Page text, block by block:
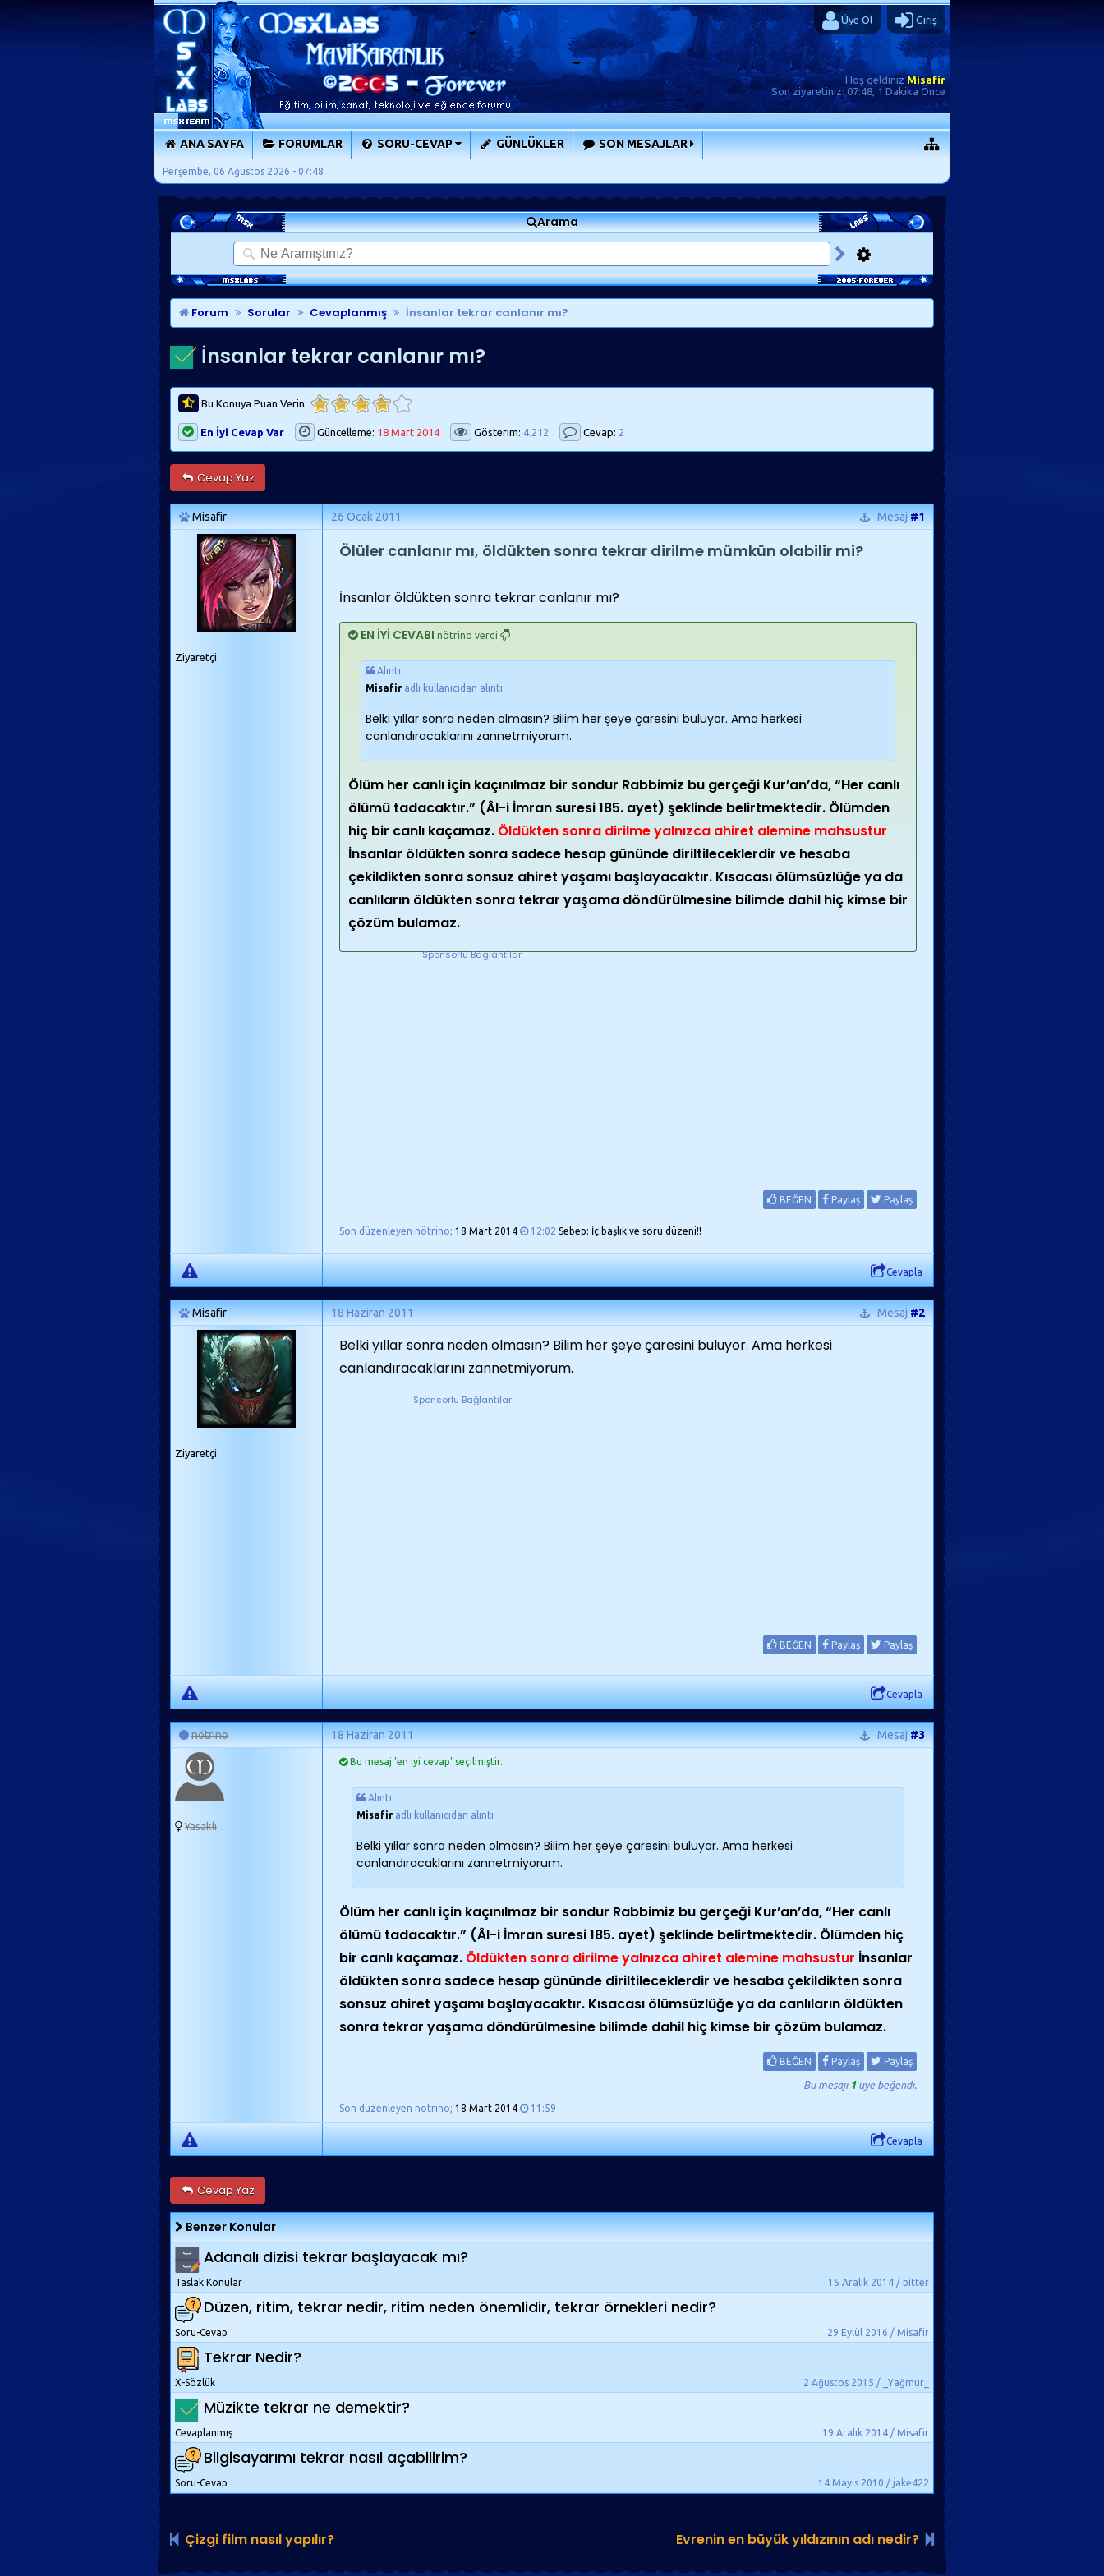
Üye Ol Giriş
Hoş geldiniz Misafir
Son ziyaretiniz:07:48, 1 Dakika Önce
ANA SAYFA FORUMLAR SORU-CEVAP GÜNLÜKLER SON MESAJLAR
Perşembe, 06 Ağustos 2026 - 07:48
Arama
Forum Sorular Cevaplanmış İnsanlar tekrar canlanır mı?
İnsanlar tekrar canlanır mı?
Bu Konuya Puan Verin:
En İyi Cevap Var Güncelleme: 18 Mart 2014 Gösterim: 4.212 Cevap: 2
Cevap Yaz
Misafir 26 Ocak 2011 Mesaj#1
Ziyaretçi
Ölüler canlanır mı, öldükten sonra tekrar dirilme mümkün olabilir mi?
İnsanlar öldükten sonra tekrar canlanır mı?
EN İYİ CEVABI nötrino verdi
Alıntı
Misafir adlı kullanıcıdan alıntı
Belki yıllar sonra neden olmasın? Bilim her şeye çaresini buluyor. Ama herkesi
canlandıracaklarını zannetmiyorum.
Ölüm her canlı için kaçınılmaz bir sondur Rabbimiz bu gerçeği Kur’an’da, “Her canlı
ölümü tadacaktır.” (Âl-i İmran suresi 185. ayet) şeklinde belirtmektedir. Ölümden
hiç bir canlı kaçamaz. Öldükten sonra dirilme yalnızca ahiret alemine mahsustur
İnsanlar öldükten sonra sadece hesap gününde diriltileceklerdir ve hesaba
çekildikten sonra sonsuz ahiret yaşamı başlayacaktır. Kısacası ölümsüzlüğe ya da
canlıların öldükten sonra tekrar yaşama döndürülmesine bilimde dahil hiç kimse bir
çözüm bulamaz.
Sponsorlu Baglantilar
BEĞEN Paylaş Paylaş
Son düzenleyen nötrino; 18 Mart 2014 12:02 Sebep: İç başlık ve soru düzeni!!
Cevapla
Misafir 18 Haziran 2011 Mesaj#2
Ziyaretçi
Belki yıllar sonra neden olmasın? Bilim her şeye çaresini buluyor. Ama herkesi
canlandıracaklarını zannetmiyorum.
Sponsorlu Bağlantılar
BEĞEN Paylaş Paylaş
Cevapla
nötrino 18 Haziran 2011 Mesaj#3
Yasaklı
Bu mesaj 'en iyi cevap' seçilmiştir.
Alıntı
Misafir adlı kullanıcıdan alıntı
Belki yıllar sonra neden olmasın? Bilim her şeye çaresini buluyor. Ama herkesi
canlandıracaklarını zannetmiyorum.
Ölüm her canlı için kaçınılmaz bir sondur Rabbimiz bu gerçeği Kur’an’da, “Her canlı
ölümü tadacaktır.” (Âl-i İmran suresi 185. ayet) şeklinde belirtmektedir. Ölümden hiç
bir canlı kaçamaz. Öldükten sonra dirilme yalnızca ahiret alemine mahsustur İnsanlar
öldükten sonra sadece hesap gününde diriltileceklerdir ve hesaba çekildikten sonra
sonsuz ahiret yaşamı başlayacaktır. Kısacası ölümsüzlüğe ya da canlıların öldükten
sonra tekrar yaşama döndürülmesine bilimde dahil hiç kimse bir çözüm bulamaz.
BEĞEN Paylaş Paylaş
Bu mesajı 1üye beğendi.
Son düzenleyen nötrino; 18 Mart 2014 11:59
Cevapla
Cevap Yaz
Benzer Konular
Adanalı dizisi tekrar başlayacak mı?
15 Aralık 2014 / bitter
Taslak Konular
Düzen, ritim, tekrar nedir, ritim neden önemlidir, tekrar örnekleri nedir?
29 Eylül 2016 / Misafir
Soru-Cevap
Tekrar Nedir?
2 Ağustos 2015 / _Yağmur_
X-Sözlük
Müzikte tekrar ne demektir?
19 Aralık 2014 / Misafir
Cevaplanmış
Bilgisayarımı tekrar nasıl açabilirim?
14 Mayıs 2010 / jake422
Soru-Cevap
Çizgi film nasıl yapılır? Evrenin en büyük yıldızının adı nedir?